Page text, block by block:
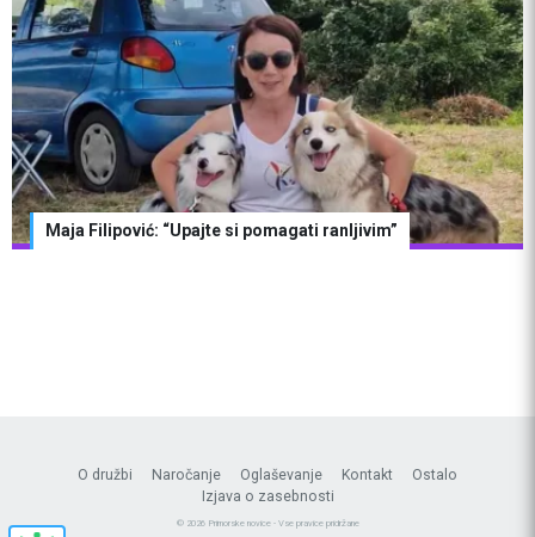
Maja Filipović: “Upajte si pomagati ranljivim”
O družbi Naročanje Oglaševanje Kontakt
Ostalo
Izjava o zasebnosti
© 2026 Primorske novice - Vse pravice pridržane